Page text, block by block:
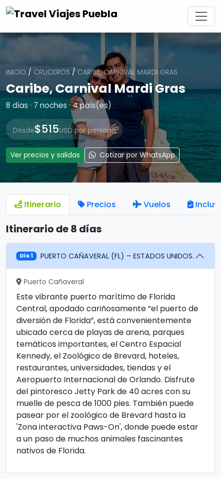
INICIO / CRUCEROS / CARIBE, CARNIVAL MARDI GRAS
Caribe, Carnival Mardi Gras
8 días · 7 noches · 4 país(es)
Desde$515USD por persona
Ver precios y salidas Cotizar por WhatsApp
Itinerario Precios Vuelos
Itinerario de 8 días
Día 1 PUERTO CAÑAVERAL (FL) – ESTADOS UNIDOS.
Puerto Cañaveral
Este vibrante puerto marítimo de Florida
Central, apodado cariñosamente “el puerto de
diversión de Florida”, está convenientemente
ubicado cerca de playas de arena, parques
temáticos importantes, el Centro Espacial
Kennedy, el Zoológico de Brevard, hoteles,
restaurantes, universidades, tiendas y el
Aeropuerto Internacional de Orlando. Disfrute
del pintoresco Jetty Park de 40 acres con su
muelle de pesca de 1000 pies. También puede
pasear por el zoológico de Brevard hasta la
'Zona interactiva Paws-On', donde puede estar
a un paso de muchos animales fascinantes
nativos de Florida.